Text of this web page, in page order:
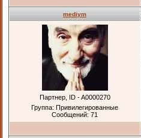
mediym
Партнер, ID - A0000270
Группа: Привилегированные
Сообщений: 71